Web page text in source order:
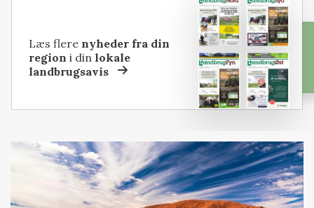
Læs flere nyheder fra din
region i dinlokale
landbrugsavis